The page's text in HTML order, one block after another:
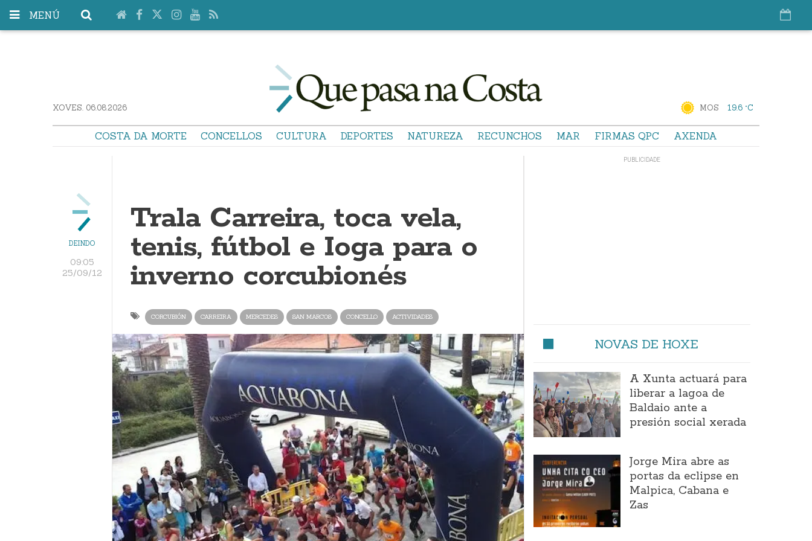
MENÚ
XOVES. 06.08.2026 MOS 19.6 °C
COSTA DA MORTE CONCELLOS CULTURA DEPORTES NATUREZA RECUNCHOS MAR FIRMAS QPC AXENDA
DEINDO
09:05
25/09/12
Trala Carreira, toca vela,
tenis, fútbol e Ioga para o
inverno corcubionés
CORCUBIÓN CARREIRA MERCEDES SAN MARCOS CONCELLO ACTIVIDADES
NOVAS DE HOXE
A Xunta actuará para
liberar a lagoa de
Baldaio ante a
presión social xerada
Jorge Mira abre as
portas da eclipse en
Malpica, Cabana e
Zas